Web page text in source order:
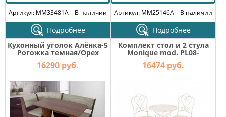
Артикул: MM33481A
В наличии
Подробнее
Артикул: MM25146A
В наличии
Подробнее
Кухонный уголок Алёнка-5
Рогожка темная/Орех
16290 руб.
Комплект стол и 2 стула
Monique mod. PL08-
6241.6242
16474 руб.